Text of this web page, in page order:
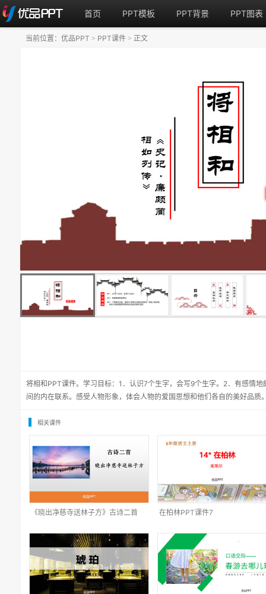
首页 PPT模板 PPT背景 PPT图表
将相和PPT课件。学习目标：1．认识7个生字，会写9个生字。2．有感情
间的内在联系。感受人物形象，体会人物的爱国思想和他们各自的美好品质
当前位置： 优品PPT > PPT课件 > 正文
相关课件
《晓出净慈寺送林子方》古诗二首
在柏林PPT课件7